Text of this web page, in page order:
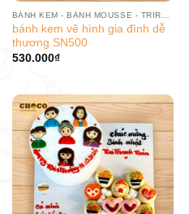
bánh kem vẽ hình gia đình dễ
thương SN500
530.000₫